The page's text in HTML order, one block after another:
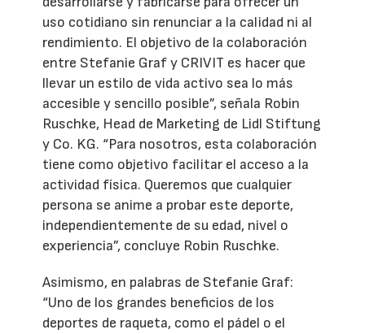
uso cotidiano sin renunciar a la calidad ni al
rendimiento. El objetivo de la colaboración
entre Stefanie Graf y CRIVIT es hacer que
llevar un estilo de vida activo sea lo más
accesible y sencillo posible”, señala Robin
Ruschke, Head de Marketing de Lidl Stiftung
y Co. KG. “Para nosotros, esta colaboración
tiene como objetivo facilitar el acceso a la
actividad física. Queremos que cualquier
persona se anime a probar este deporte,
independientemente de su edad, nivel o
experiencia”, concluye Robin Ruschke.
Asimismo, en palabras de Stefanie Graf:
“Uno de los grandes beneficios de los
deportes de raqueta, como el pádel o el